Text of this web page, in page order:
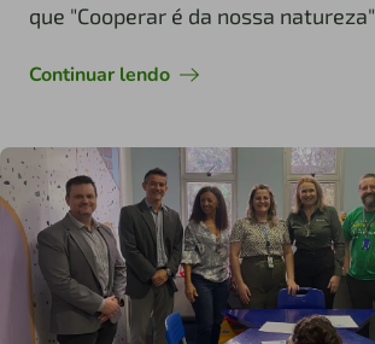
que "Cooperar é da nossa natureza"
Continuar lendo